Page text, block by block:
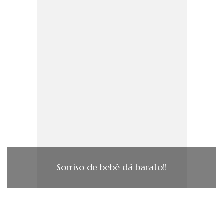
Sorriso de bebê dá barato!!